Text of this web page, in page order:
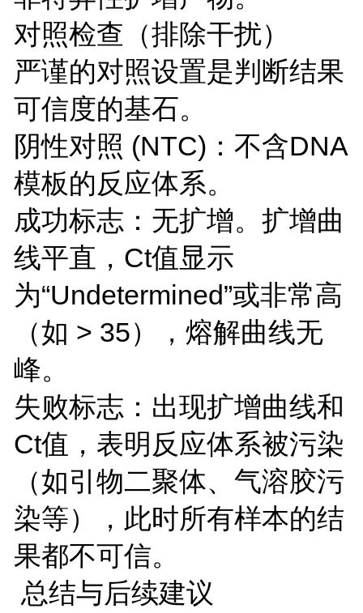
对照检查（排除干扰）
严谨的对照设置是判断结果
可信度的基石。
阴性对照 (NTC)：不含DNA
模板的反应体系。
成功标志：无扩增。扩增曲
线平直，Ct值显示
为“Undetermined”或非常高
（如 > 35），熔解曲线无
峰。
失败标志：出现扩增曲线和
Ct值，表明反应体系被污染
（如引物二聚体、气溶胶污
染等），此时所有样本的结
果都不可信。
总结与后续建议